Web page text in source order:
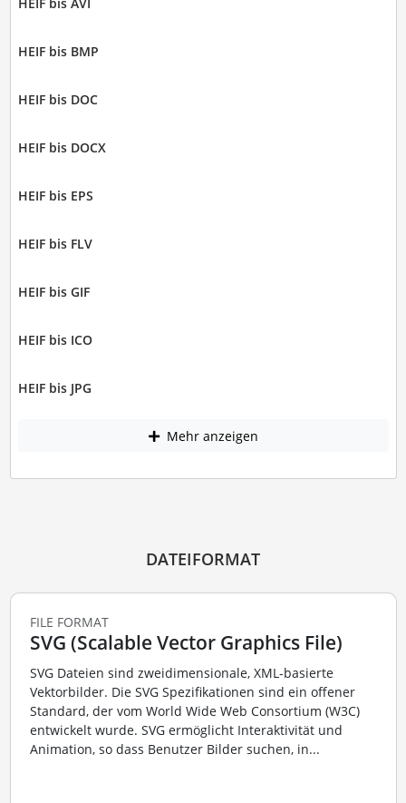
HEIF bis AVI
HEIF bis BMP
HEIF bis DOC
HEIF bis DOCX
HEIF bis EPS
HEIF bis FLV
HEIF bis GIF
HEIF bis ICO
HEIF bis JPG
Mehr anzeigen
DATEIFORMAT
FILE FORMAT
SVG (Scalable Vector Graphics File)
SVG Dateien sind zweidimensionale, XML-basierte
Vektorbilder. Die SVG Spezifikationen sind ein offener
Standard, der vom World Wide Web Consortium (W3C)
entwickelt wurde. SVG ermöglicht Interaktivität und
Animation, so dass Benutzer Bilder suchen, in...